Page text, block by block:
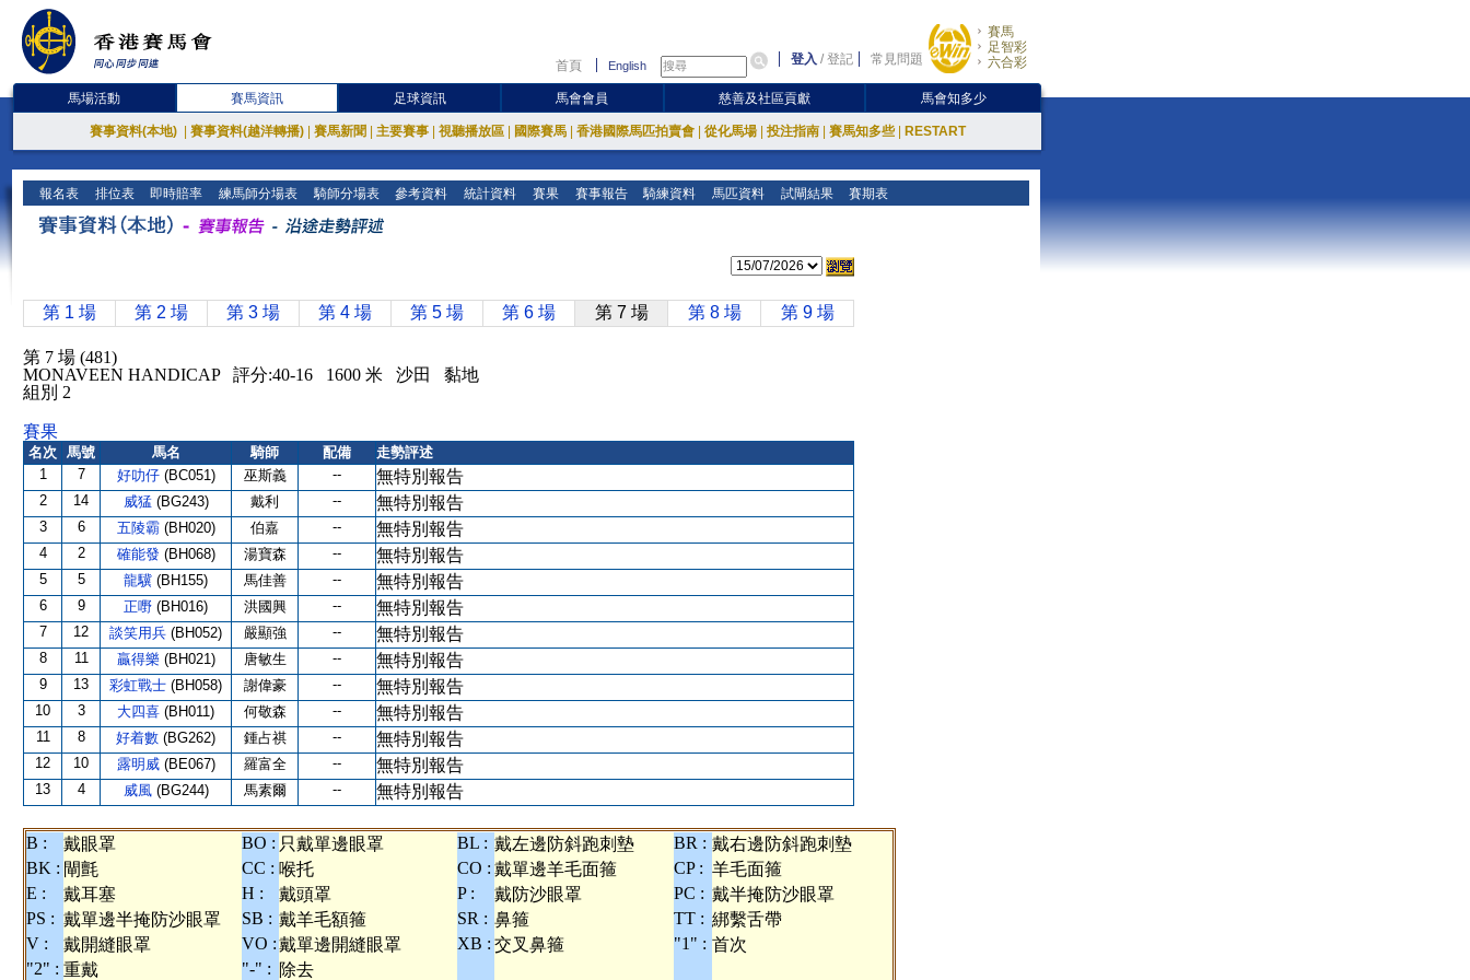
首頁 English 登入 /登記 常見問題
賽馬
足智彩
六合彩
馬場活動 賽馬資訊 足球資訊 馬會會員 慈善及社區貢獻 馬會知多少
賽事資料(本地) 賽事資料(越洋轉播) 賽馬新聞 主要賽事 視聽播放區 國際賽馬 香港國際馬匹拍賣會 從化馬場 投注指南 賽馬知多些 RESTART
報名表 排位表 即時賠率 練馬師分場表 騎師分場表 參考資料 統計資料 賽果 賽事報告 騎練資料 馬匹資料 試閘結果 賽期表
第 1 場 第 2 場 第 3 場 第 4 場 第 5 場 第 6 場 第 7 場 第 8 場 第 9 場
第 7 場 (481)
MONAVEEN HANDICAP 評分:40-16 1600 米 沙田 黏地
組別 2
賽果
名次 馬號 馬名 騎師 配備
走勢評述
1
7 好叻仔 (BC051) 巫斯義 -- 無特別報告
2 14 威猛 (BG243) 戴利 -- 無特別報告
3 6 五陵霸 (BH020) 伯嘉 -- 無特別報告
4 2 確能發 (BH068) 湯寶森 -- 無特別報告
5 5 龍驥 (BH155) 馬佳善 -- 無特別報告
6 9 正嘢 (BH016) 洪國興 -- 無特別報告
7 12 談笑用兵 (BH052) 嚴顯強 -- 無特別報告
8 11 贏得樂 (BH021) 唐敏生 -- 無特別報告
9 13 彩虹戰士 (BH058) 謝偉豪 -- 無特別報告
10 3 大四喜 (BH011) 何敬森 -- 無特別報告
11 8 好着數 (BG262) 鍾占祺 -- 無特別報告
12 10 露明威 (BE067) 羅富全 -- 無特別報告
13 4 威風 (BG244) 馬素爾 -- 無特別報告
B : 戴眼罩 BO : 只戴單邊眼罩 BL : 戴左邊防斜跑刺墊 BR : 戴右邊防斜跑刺墊
BK : 閘氈 CC : 喉托 CO : 戴單邊羊毛面箍 CP : 羊毛面箍
E :
戴耳塞 H : 戴頭罩 P : 戴防沙眼罩 PC : 戴半掩防沙眼罩
PS : 戴單邊半掩防沙眼罩 SB : 戴羊毛額箍 SR : 鼻箍 TT : 綁繫舌帶
V :
戴開縫眼罩 VO :戴單邊開縫眼罩 XB : 交叉鼻箍 "1" : 首次
"2" : 重戴 "-" : 除去